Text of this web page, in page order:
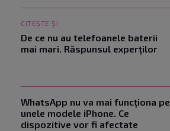
CITEȘTE ȘI
De ce nu au telefoanele baterii
mai mari. Răspunsul experților
WhatsApp nu va mai funcționa pe
unele modele iPhone. Ce
dispozitive vor fi afectate